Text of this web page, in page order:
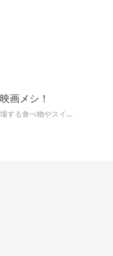
映画メシ！
映画に登場する食べ物やスイーツを深掘り考察！